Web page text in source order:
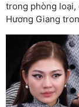
trong phòng loại,
Hương Giang